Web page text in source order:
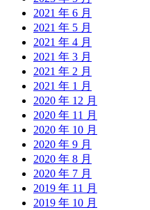
2021 年 6 月
2021 年 5 月
2021 年 4 月
2021 年 3 月
2021 年 2 月
2021 年 1 月
2020 年 12 月
2020 年 11 月
2020 年 10 月
2020 年 9 月
2020 年 8 月
2020 年 7 月
2019 年 11 月
2019 年 10 月